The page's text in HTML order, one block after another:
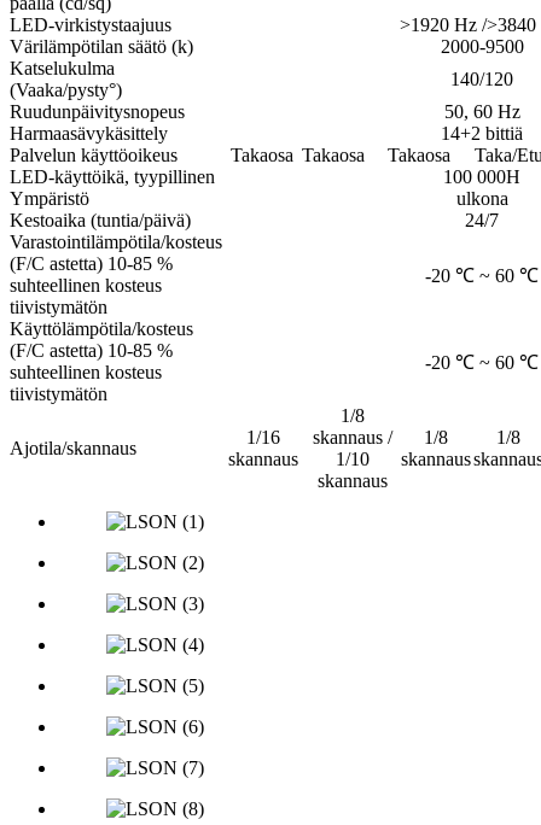
LED-virkistystaajuus
>1920 Hz />3840
Värilämpötilan säätö (k)
2000-9500
Katselukulma
(Vaaka/pysty°)
140/120
Ruudunpäivitysnopeus
50, 60 Hz
Harmaasävykäsittely
14+2 bittiä
Palvelun käyttöoikeus
Takaosa Takaosa Takaosa
Taka/
LED-käyttöikä, tyypillinen
100 000H
Ympäristö
ulkona
Kestoaika (tuntia/päivä)
24/7
Varastointilämpötila/kosteus
-20 ℃ ~ 60 ℃
(F/C astetta) 10-85 %
suhteellinen kosteus
tiivistymätön
Käyttölämpötila/kosteus
-20 ℃ ~ 60 ℃
(F/C astetta) 10-85 %
suhteellinen kosteus
tiivistymätön
Ajotila/skannaus
1/16
skannaus
1/8
skannaus /
1/10
skannaus
1/8
skannaus
1/8